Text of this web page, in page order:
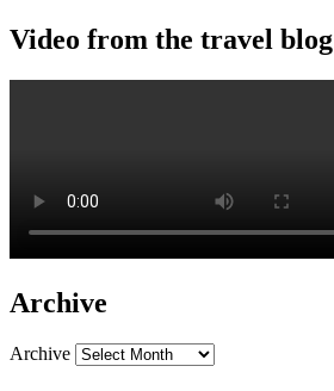
Video from the travel blog
Archive
Archive